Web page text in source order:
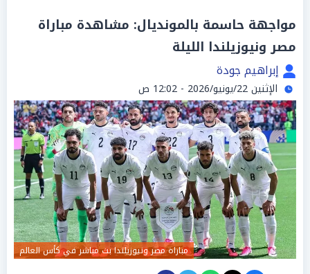
مواجهة حاسمة بالمونديال: مشاهدة مباراة
مصر ونيوزيلندا الليلة
إبراهيم جودة
الإثنين 22/يونيو/2026 - 12:02 ص
مباراة مصر ونيوزيلندا بث مباشر في كأس العالم